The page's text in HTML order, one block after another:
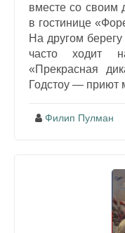
вместе со своим
в гостинице
На другом
часто ходит
«Прекрасная
Годстоу — приют
Филип Пулман